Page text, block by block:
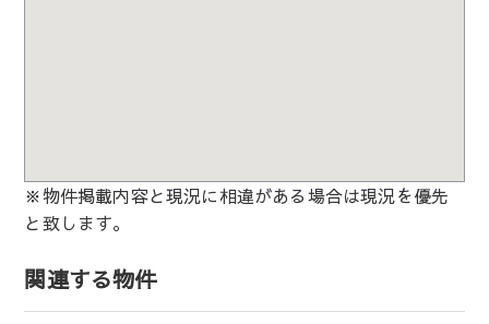
※物件掲載内容と現況に相違がある場合は現況を優先
と致します。
関連する物件